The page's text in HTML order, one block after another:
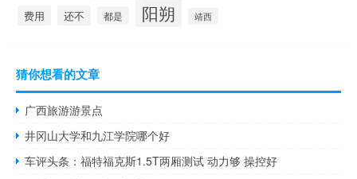
费用 还不 都是 阳朔 靖西
猜你想看的文章
广西旅游游景点
井冈山大学和九江学院哪个好
车评头条：福特福克斯1.5T两厢测试 动力够 操控好